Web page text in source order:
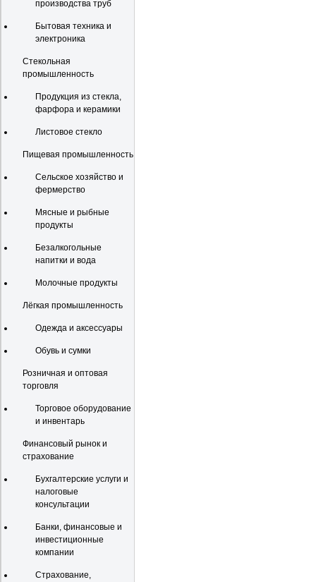
производства труб
Бытовая техника и
электроника
Стекольная
промышленность
Продукция из стекла,
фарфора и керамики
Листовое стекло
Пищевая промышленность
Сельское хозяйство и
фермерство
Мясные и рыбные
продукты
Безалкогольные
напитки и вода
Молочные продукты
Лёгкая промышленность
Одежда и аксессуары
Обувь и сумки
Розничная и оптовая
торговля
Торговое оборудование
и инвентарь
Финансовый рынок и
страхование
Бухгалтерские услуги и
налоговые
консультации
Банки, финансовые и
инвестиционные
компании
Страхование,